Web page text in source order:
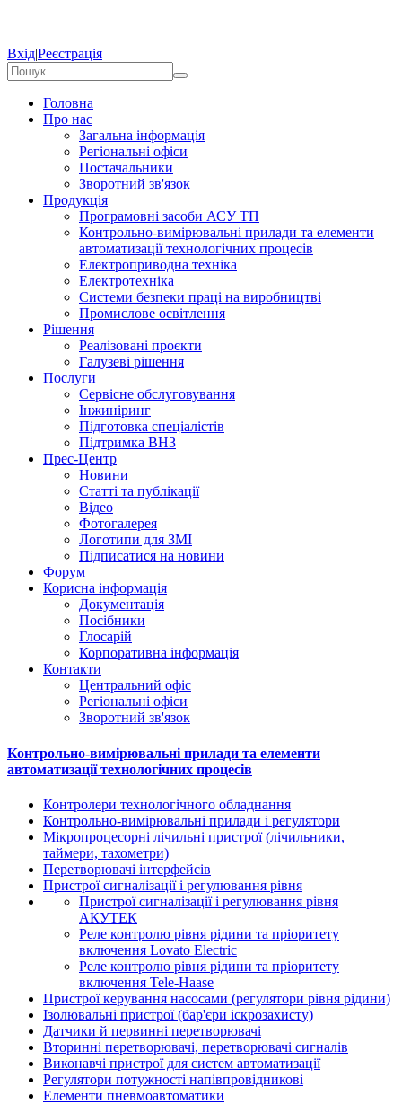
Вхід|Реєстрація
Головна
Про нас
Загальна інформація
Регіональні офіси
Постачальники
Зворотний зв'язок
Продукція
Програмовні засоби АСУ ТП
Контрольно-вимірювальні прилади та елементи
автоматизації технологічних процесів
Електроприводна техніка
Електротехніка
Системи безпеки праці на виробництві
Промислове освітлення
Рішення
Реалізовані проєкти
Галузеві рішення
Послуги
Сервісне обслуговування
Інжиніринг
Підготовка спеціалістів
Підтримка ВНЗ
Прес-Центр
Новини
Статті та публікації
Відео
Фотогалерея
Логотипи для ЗМІ
Підписатися на новини
Форум
Корисна інформація
Документація
Посібники
Глосарій
Корпоративна інформація
Контакти
Центральний офіс
Регіональні офіси
Зворотний зв'язок
Контрольно-вимірювальні прилади та елементи
автоматизації технологічних процесів
Контролери технологічного обладнання
Контрольно-вимірювальні прилади і регулятори
Мікропроцесорні лічильні пристрої (лічильники,
таймери, тахометри)
Перетворювачі інтерфейсів
Пристрої сигналізації і регулювання рівня
Пристрої сигналізації і регулювання рівня
АКУТЕК
Реле контролю рівня рідини та пріоритету
включення Lovato Electric
Реле контролю рівня рідини та пріоритету
включення Tele-Haase
Пристрої керування насосами (регулятори рівня рідини)
Ізолювальні пристрої (бар'єри іскрозахисту)
Датчики й первинні перетворювачі
Вторинні перетворювачі, перетворювачі сигналів
Виконавчі пристрої для систем автоматизації
Регулятори потужності напівпровідникові
Елементи пневмоавтоматики